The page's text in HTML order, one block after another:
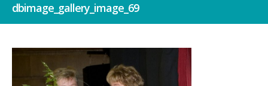
dbimage_gallery_image_69